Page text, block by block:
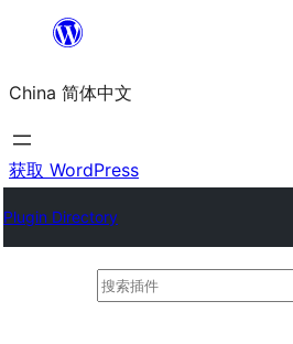
内
容
China 简体中文
获取 WordPress
Plugin Directory
搜